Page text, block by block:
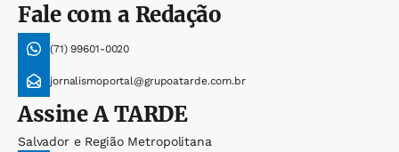
Fale com a Redação
(71) 99601-0020
jornalismoportal@grupoatarde.com.br
AssineA TARDE
Salvador e Região Metropolitana